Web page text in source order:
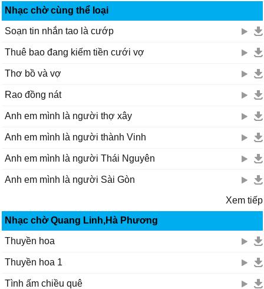
Nhạc chờ cùng thể loại
Soạn tin nhắn tao là cướp
Thuê bao đang kiếm tiền cưới vợ
Thơ bồ và vợ
Rao đồng nát
Anh em mình là người thợ xây
Anh em mình là người thành Vinh
Anh em mình là người Thái Nguyên
Anh em mình là người Sài Gòn
Xem tiếp
Nhạc chờ Quang Linh,Hà Phương
Thuyền hoa
Thuyền hoa 1
Tình ấm chiều quê